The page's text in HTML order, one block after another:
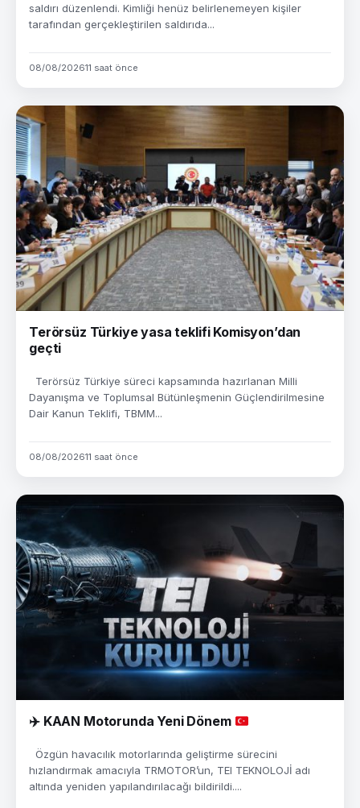
saldırı düzenlendi. Kimliği henüz belirlenemeyen kişiler
tarafından gerçekleştirilen saldırıda...
08/08/202611 saat önce
Terörsüz Türkiye yasa teklifi Komisyon’dan
geçti
Terörsüz Türkiye süreci kapsamında hazırlanan Milli
Dayanışma ve Toplumsal Bütünleşmenin Güçlendirilmesine
Dair Kanun Teklifi, TBMM...
08/08/202611 saat önce
✈️KAAN Motorunda Yeni Dönem
Özgün havacılık motorlarında geliştirme sürecini
hızlandırmak amacıyla TRMOTOR’un, TEI TEKNOLOJİ adı
altında yeniden yapılandırılacağı bildirildi....